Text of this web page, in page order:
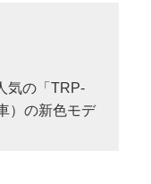
気の「TRP-
）の新色モデ